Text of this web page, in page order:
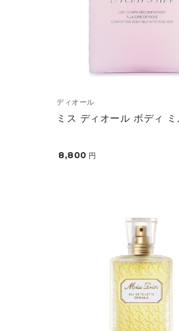
ディオール
ミス ディオール ボディ
8,800 円